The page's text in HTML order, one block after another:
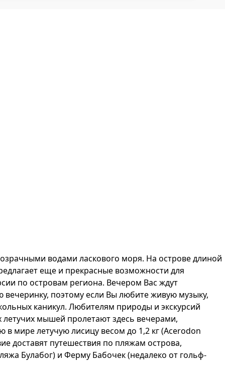
водами ласкового моря. На острове длиной
еще и прекрасные возможности для
по островам региона. Вечером Вас ждут
поэтому если Вы любите живую музыку,
каникул. Любителям природы и экскурсий
летучих мышей пролетают здесь вечерами,
мире летучую лисицу весом до 1,2 кг (Acerodon
доставят путешествия по пляжам острова,
Булабог) и Ферму Бабочек (недалеко от гольф-